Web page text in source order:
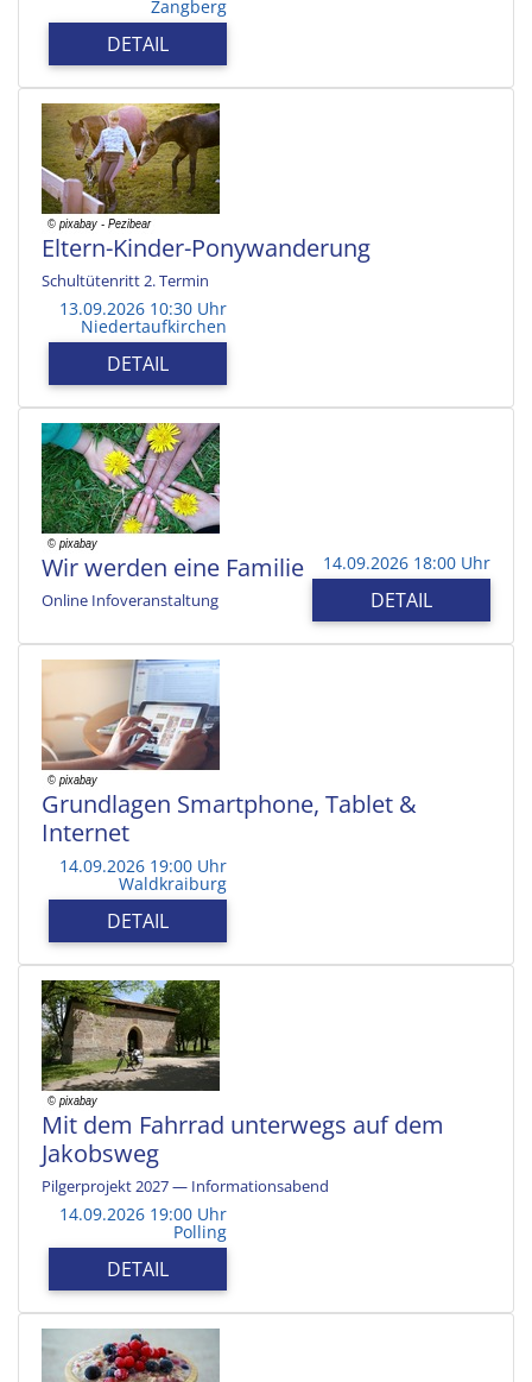
Zangberg
DETAIL
Eltern-Kinder-Ponywanderung
Schultütenritt 2. Termin
13.09.2026 10:30 Uhr
Niedertaufkirchen
DETAIL
Wir werden eine Familie
Online Infoveranstaltung
14.09.2026 18:00 Uhr
DETAIL
Grundlagen Smartphone, Tablet &
Internet
14.09.2026 19:00 Uhr
Waldkraiburg
DETAIL
Mit dem Fahrrad unterwegs auf dem
Jakobsweg
Pilgerprojekt 2027 — Informationsabend
14.09.2026 19:00 Uhr
Polling
DETAIL